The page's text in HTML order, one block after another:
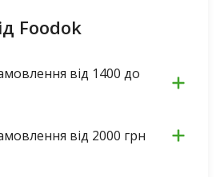
Foodok
від 1400 до
від 2000 грн